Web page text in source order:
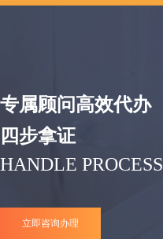
专属顾问高效代办
四步拿证
HANDLE PROCESS
立即咨询办理